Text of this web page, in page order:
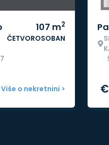
107 m2
ČETVOROSOBAN
Više o nekretnini > €